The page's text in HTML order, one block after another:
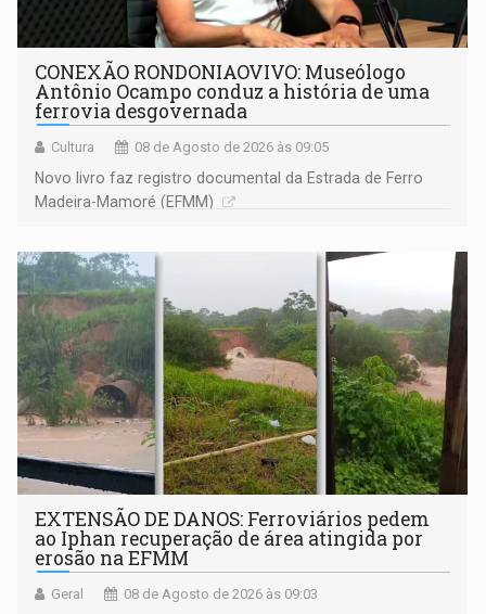
CONEXÃO RONDONIAOVIVO: Museólogo
Antônio Ocampo conduz a história de uma
ferrovia desgovernada
Cultura 08 de Agosto de 2026 às 09:05
Novo livro faz registro documental da Estrada de Ferro
Madeira-Mamoré (EFMM)
EXTENSÃO DE DANOS: Ferroviários pedem
ao Iphan recuperação de área atingida por
erosão na EFMM
Geral 08 de Agosto de 2026 às 09:03